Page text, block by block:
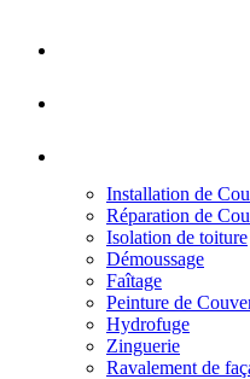
Installation de
Réparation de
Isolation de toiture
Démoussage
Faîtage
Peinture de
Hydrofuge
Zinguerie
Ravalement de